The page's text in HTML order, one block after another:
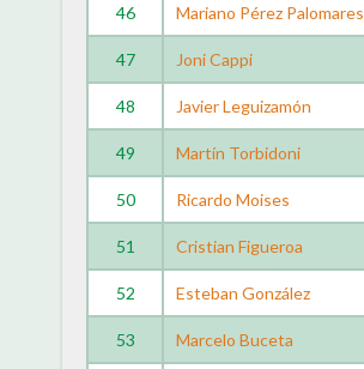
46 Mariano Pérez Palomares
47 Joni Cappi
48 Javier Leguizamón
49 Martín Torbidoni
50 Ricardo Moises
51 Cristian Figueroa
52 Esteban González
53 Marcelo Buceta